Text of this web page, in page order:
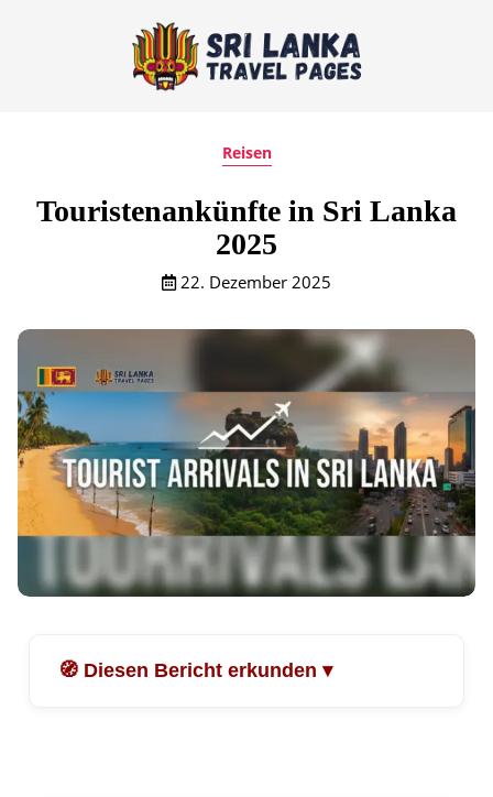
Reisen
Touristenankünfte in Sri Lanka
2025
22. Dezember 2025
🧭 Diesen Bericht erkunden ▾